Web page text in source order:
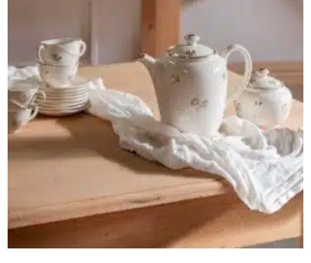
AJOUTER AU PANIER